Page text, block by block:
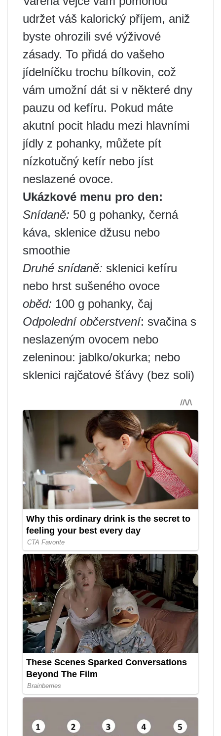
udržet váš kalorický příjem, aniž
byste ohrozili své výživové
zásady. To přidá do vašeho
jídelníčku trochu bílkovin, což
vám umožní dát si v některé dny
pauzu od kefíru. Pokud máte
akutní pocit hladu mezi hlavními
jídly z pohanky, můžete pít
nízkotučný kefír nebo jíst
neslazené ovoce.
Ukázkové menu pro den:
Snídaně: 50 g pohanky, černá
káva, sklenice džusu nebo
smoothie
Druhé snídaně: sklenici kefíru
nebo hrst sušeného ovoce
oběd: 100 g pohanky, čaj
Odpolední občerstvení: svačina s
neslazeným ovocem nebo
zeleninou: jablko/okurka; nebo
sklenici rajčatové šťávy (bez soli)